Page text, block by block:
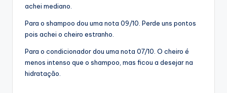
achei mediano.
Para o shampoo dou uma nota 09/10. Perde uns pontos
pois achei o cheiro estranho.
Para o condicionador dou uma nota 07/10. O cheiro é
menos intenso que o shampoo, mas ficou a desejar na
hidratação.